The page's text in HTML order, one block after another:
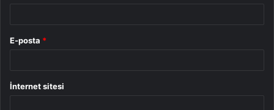
E-posta *
İnternet sitesi